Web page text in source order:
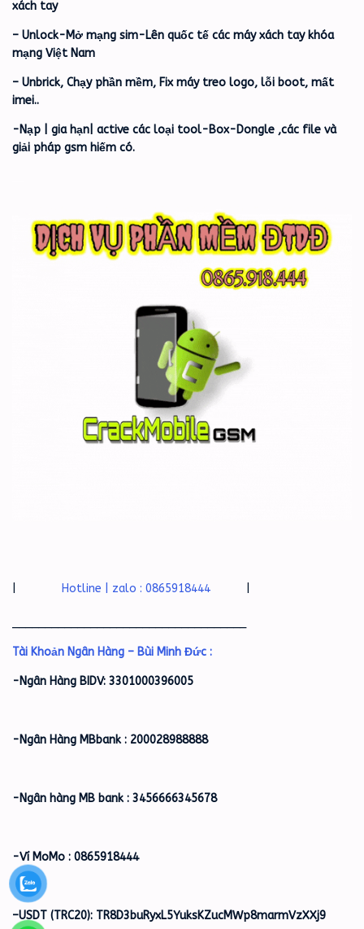
xách tay
– Unlock-Mở mạng sim-Lên quốc tế các máy xách tay khóa
mạng Việt Nam
– Unbrick, Chạy phần mềm, Fix máy treo logo, lỗi boot, mất
imei..
-Nạp | gia hạn| active các loại tool-Box-Dongle ,các file và
giải pháp gsm hiếm có.
Hotline | zalo : 0865918444
Tài Khoản Ngân Hàng – Bùi Minh Đức :
-Ngân Hàng BIDV: 3301000396005
-Ngân Hàng MBbank : 200028988888
-Ngân hàng MB bank : 3456666345678
-Ví MoMo : 0865918444
–USDT (TRC20): TR8D3buRyxL5YuksKZucMWp8marmVzXXj9